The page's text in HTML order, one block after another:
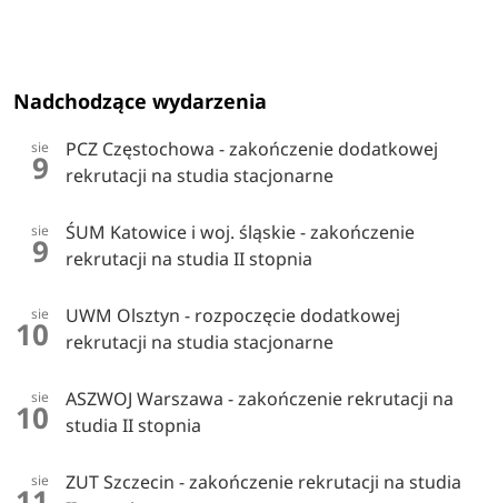
Nadchodzące wydarzenia
sie
9
PCZ Częstochowa - zakończenie dodatkowej
rekrutacji na studia stacjonarne
sie
9
ŚUM Katowice i woj. śląskie - zakończenie
rekrutacji na studia II stopnia
sie
10
UWM Olsztyn - rozpoczęcie dodatkowej
rekrutacji na studia stacjonarne
sie
10
ASZWOJ Warszawa - zakończenie rekrutacji na
studia II stopnia
sie
ZUT Szczecin - zakończenie rekrutacji na studia